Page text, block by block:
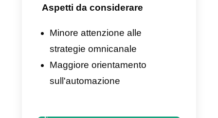
interamente concentrata sulla
creazione di chatbot e flussi di
lavoro. Permette a tutte le
aziende di creare delle risposte
automatiche, dei menu